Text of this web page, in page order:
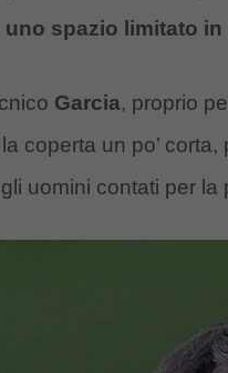
spazio limitato in
Garcia, proprio
coperta un po’
uomini contati per la